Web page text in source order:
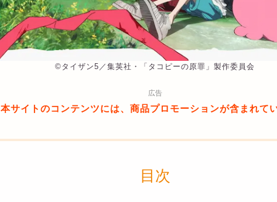
©︎タイザン5／集英社・「タコピーの原罪」製作委員会
広告
本サイトのコンテンツには、商品プロモーションが含まれて
目次